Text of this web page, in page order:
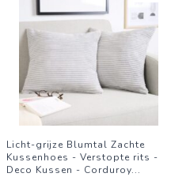
Licht-grijze Blumtal Zachte
Kussenhoes - Verstopte rits -
Deco Kussen - Corduroy...